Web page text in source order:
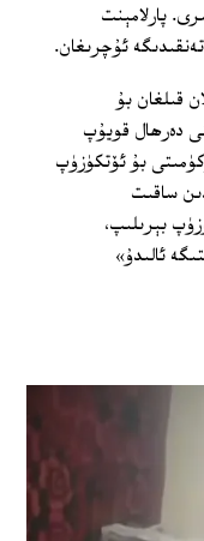
پارلامېنت
ئۇچرىغان.
دېكابىر ئېلان قىلغان بۇ
دەرھال قويۇپ
بۇ ئۆتكۈزۈپ
ساقىت
بېرىلىپ،
ئالىدۇ»